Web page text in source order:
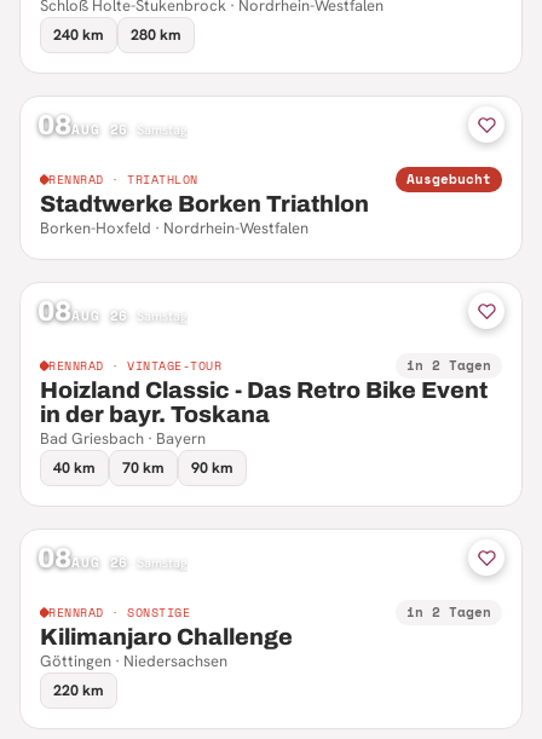
Schloß Holte-Stukenbrock · Nordrhein-Westfalen
240 km
280 km
08AUG 26 Samstag
RENNRAD · TRIATHLON Ausgebucht
Stadtwerke Borken Triathlon
Borken-Hoxfeld · Nordrhein-Westfalen
08AUG 26 Samstag
RENNRAD · VINTAGE-TOUR in 2 Tagen
Hoizland Classic - Das Retro Bike Event
in der bayr. Toskana
Bad Griesbach · Bayern
40 km
70 km 90 km
08AUG 26 Samstag
RENNRAD · SONSTIGE in 2 Tagen
Kilimanjaro Challenge
Göttingen · Niedersachsen
220 km